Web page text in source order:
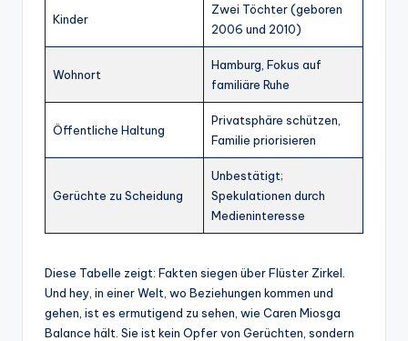
Kinder
Zwei Töchter (geboren
2006 und 2010)
Wohnort
Hamburg, Fokus auf
familiäre Ruhe
Öffentliche Haltung
Privatsphäre schützen,
Familie priorisieren
Gerüchte zu Scheidung
Unbestätigt;
Spekulationen durch
Medieninteresse
Diese Tabelle zeigt: Fakten siegen über Flüster Zirkel.
Und hey, in einer Welt, wo Beziehungen kommen und
gehen, ist es ermutigend zu sehen, wie Caren Miosga
Balance hält. Sie ist kein Opfer von Gerüchten, sondern